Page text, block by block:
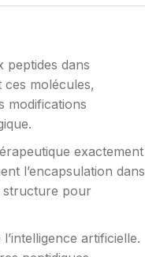
peptides dans
ces molécules,
modifications
exactement
l’encapsulation dans
structure pour
artificielle.